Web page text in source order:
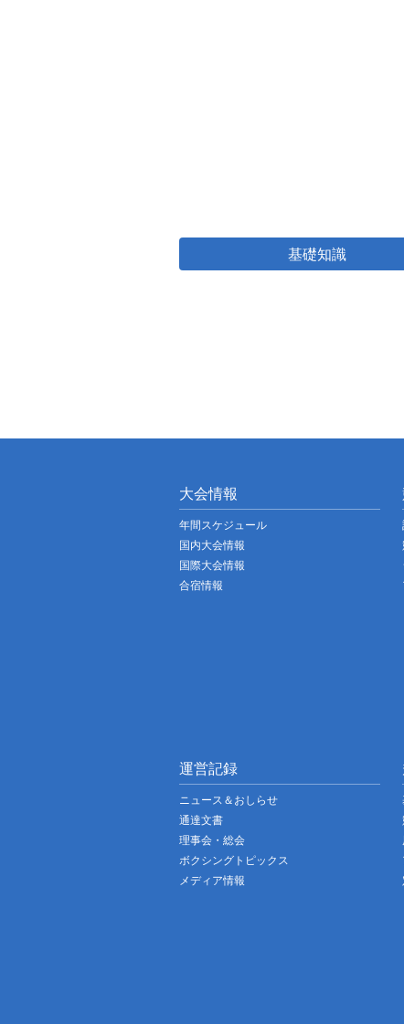
基礎知識
大会情報
年間スケジュール
国内大会情報
国際大会情報
合宿情報
運営記録
ニュース＆おしらせ
通達文書
理事会・総会
ボクシングトピックス
メディア情報